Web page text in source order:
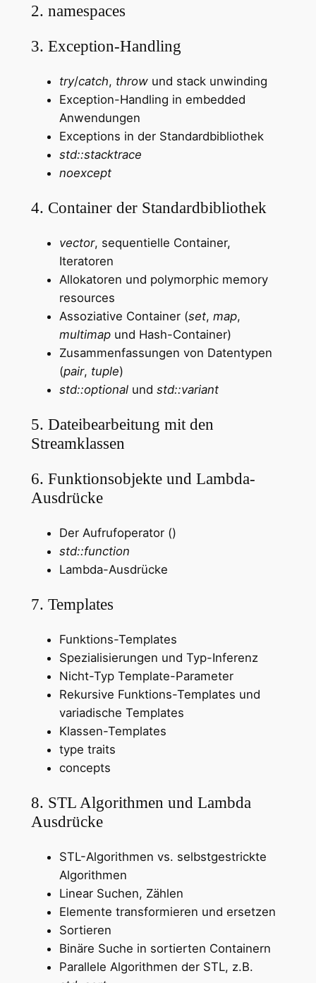
2. namespaces
3. Exception-Handling
try/catch, throwund stack unwinding
Exception-Handling in embedded
Anwendungen
Exceptions in der Standardbibliothek
std::stacktrace
noexcept
4. Container der Standardbibliothek
vector, sequentielle Container,
Iteratoren
Allokatoren und polymorphic memory
resources
Assoziative Container (set, map,
multimapund Hash-Container)
Zusammenfassungen von Datentypen
(pair, tuple)
std::optionalund std::variant
5. Dateibearbeitung mit den
Streamklassen
6. Funktionsobjekte und Lambda-
Ausdrücke
Der Aufrufoperator ()
std::function
Lambda-Ausdrücke
7. Templates
Funktions-Templates
Spezialisierungen und Typ-Inferenz
Nicht-Typ Template-Parameter
Rekursive Funktions-Templates und
variadische Templates
Klassen-Templates
type traits
concepts
8. STL Algorithmen und Lambda
Ausdrücke
STL-Algorithmen vs. selbstgestrickte
Algorithmen
Linear Suchen, Zählen
Elemente transformieren und ersetzen
Sortieren
Binäre Suche in sortierten Containern
Parallele Algorithmen der STL, z.B.